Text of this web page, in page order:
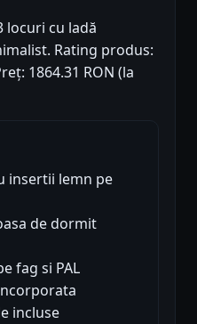
locuri cu ladă
Rating produs:
1864.31 RON (la
insertii lemn pe
de dormit
fag si PAL
incluse